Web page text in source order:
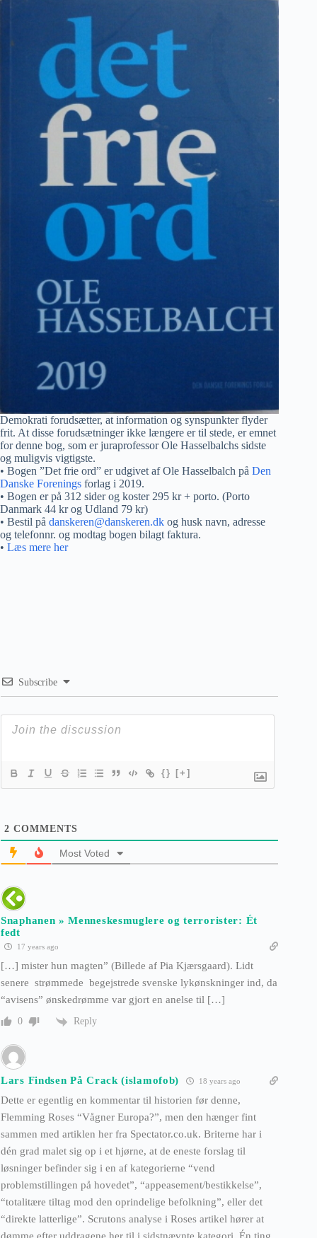
Demokrati forudsætter, at information og synspunkter flyder
frit. At disse forudsætninger ikke længere er til stede, er emnet
for denne bog, som er juraprofessor Ole Hasselbalchs sidste
og muligvis vigtigste.
• Bogen ”Det frie ord” er udgivet af Ole Hasselbalch på Den
Danske Forenings forlag i 2019.
• Bogen er på 312 sider og koster 295 kr + porto. (Porto
Danmark 44 kr og Udland 79 kr)
• Bestil på danskeren@danskeren.dk og husk navn, adresse
og telefonnr. og modtag bogen bilagt faktura.
• Læs mere her
Subscribe
{} [+]
2 COMMENTS
Most Voted
Snaphanen » Menneskesmuglere og terrorister: Ét
fedt
17 years ago
[…] mister hun magten” (Billede af Pia Kjærsgaard). Lidt
senere strømmede begejstrede svenske lykønskninger ind, da
“avisens” ønskedrømme var gjort en anelse til […]
0 Reply
Lars Findsen På Crack (islamofob) 18 years ago
Dette er egentlig en kommentar til historien før denne,
Flemming Roses “Vågner Europa?”, men den hænger fint
sammen med artiklen her fra Spectator.co.uk. Briterne har i
dén grad malet sig op i et hjørne, at de eneste forslag til
løsninger befinder sig i en af kategorierne “vend
problemstillingen på hovedet”, “appeasement/bestikkelse”,
“totalitære tiltag mod den oprindelige befolkning”, eller det
“direkte latterlige”. Scrutons analyse i Roses artikel hører at
dømme efter uddragene her til i sidstnævnte kategori. Én ting